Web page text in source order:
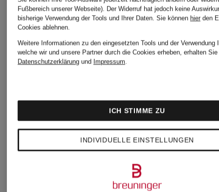
Slim Fit
135 €
299,99 €
Bestpreis:
495 €
Fußbereich unserer Webseite). Der Widerruf hat jedoch keine
bisherige Verwendung der Tools und Ihrer Daten. Sie können hier den
Cookies ablehnen.
Weitere Informationen zu den eingesetzten Tools und der Verwendung
welche wir und unsere Partner durch die Cookies erheben, erhalten
Datenschutzerklärung und Impressum.
INDIVIDUELLE EINSTELLUNGEN
ICH STIMME ZU